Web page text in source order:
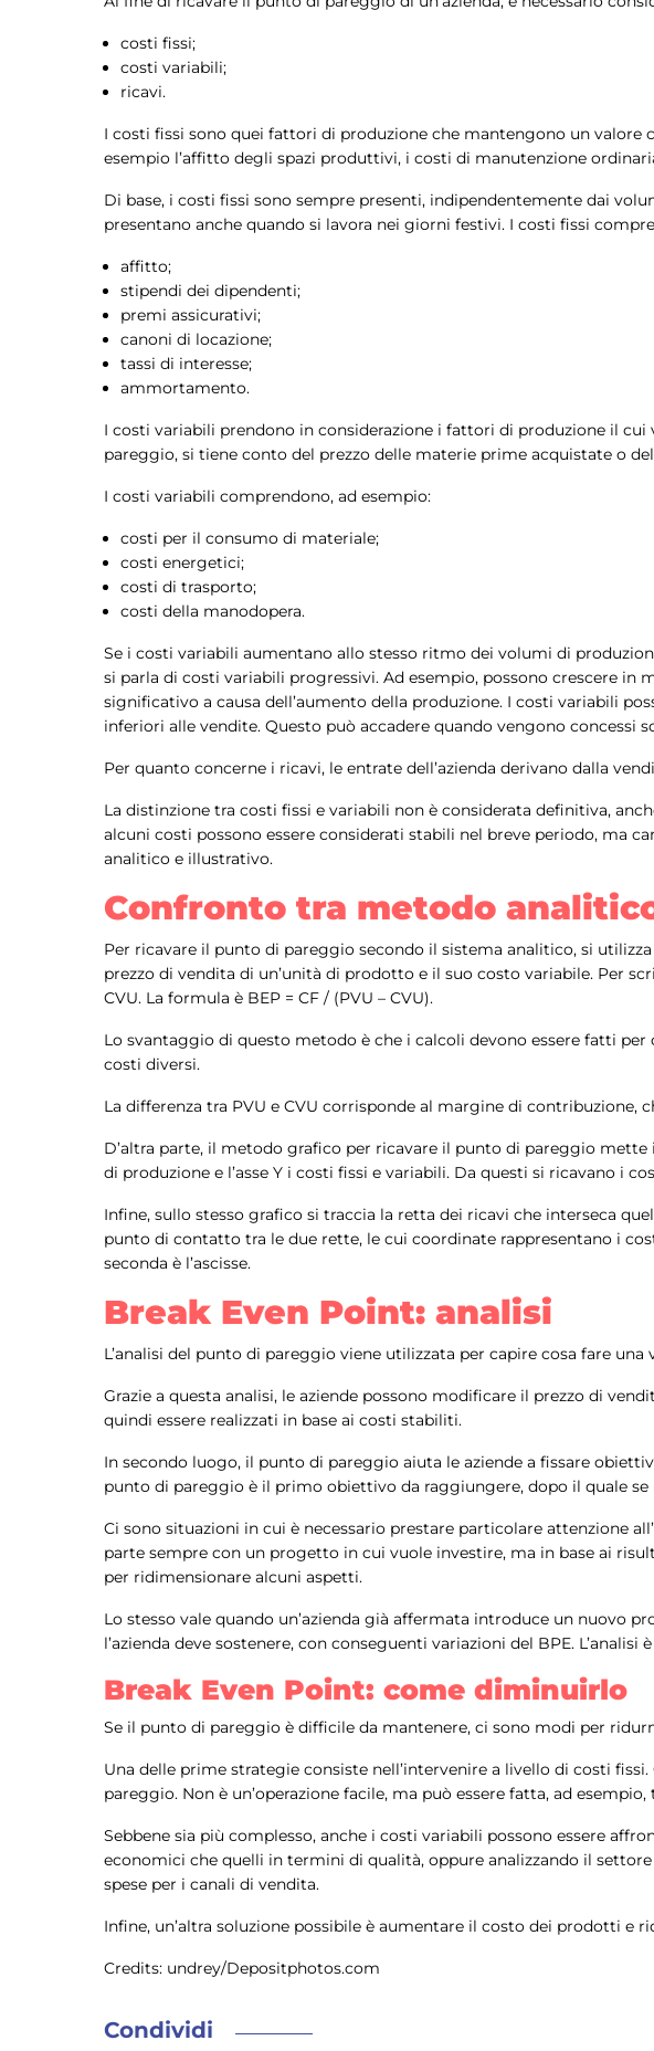
costi fissi;
costi variabili;
ricavi.
I costi fissi sono quei fattori di produzione che mantengono un valore
esempio l’affitto degli spazi produttivi, i costi di manutenzione
Di base, i costi fissi sono sempre presenti, indipendentemente dai
presentano anche quando si lavora nei giorni festivi. I costi fissi
affitto;
stipendi dei dipendenti;
premi assicurativi;
canoni di locazione;
tassi di interesse;
ammortamento.
I costi variabili prendono in considerazione i fattori di produzione il
pareggio, si tiene conto del prezzo delle materie prime acquistate o
I costi variabili comprendono, ad esempio:
costi per il consumo di materiale;
costi energetici;
costi di trasporto;
costi della manodopera.
Se i costi variabili aumentano allo stesso ritmo dei volumi di
si parla di costi variabili progressivi. Ad esempio, possono crescere
significativo a causa dell’aumento della produzione. I costi variabili
inferiori alle vendite. Questo può accadere quando vengono concessi
Per quanto concerne i ricavi, le entrate dell’azienda derivano dalla
La distinzione tra costi fissi e variabili non è considerata definitiva,
alcuni costi possono essere considerati stabili nel breve periodo, ma
analitico e illustrativo.
Confronto tra metodo
Per ricavare il punto di pareggio secondo il sistema analitico, si
prezzo di vendita di un’unità di prodotto e il suo costo variabile. Per
CVU. La formula è BEP = CF / (PVU – CVU).
Lo svantaggio di questo metodo è che i calcoli devono essere fatti
costi diversi.
La differenza tra PVU e CVU corrisponde al margine di
D’altra parte, il metodo grafico per ricavare il punto di pareggio
di produzione e l’asse Y i costi fissi e variabili. Da questi si ricavano i
Infine, sullo stesso grafico si traccia la retta dei ricavi che interseca
punto di contatto tra le due rette, le cui coordinate rappresentano i
seconda è l’ascisse.
Break Even Point: analisi
L’analisi del punto di pareggio viene utilizzata per capire cosa fare
Grazie a questa analisi, le aziende possono modificare il prezzo di
quindi essere realizzati in base ai costi stabiliti.
In secondo luogo, il punto di pareggio aiuta le aziende a fissare
punto di pareggio è il primo obiettivo da raggiungere, dopo il quale se
Ci sono situazioni in cui è necessario prestare particolare attenzione
parte sempre con un progetto in cui vuole investire, ma in base ai
per ridimensionare alcuni aspetti.
Lo stesso vale quando un’azienda già affermata introduce un nuovo
l’azienda deve sostenere, con conseguenti variazioni del BPE.
Break Even Point: come diminuirlo
Se il punto di pareggio è difficile da mantenere, ci sono modi per
Una delle prime strategie consiste nell’intervenire a livello di costi
pareggio. Non è un’operazione facile, ma può essere fatta, ad
Sebbene sia più complesso, anche i costi variabili possono essere
economici che quelli in termini di qualità, oppure analizzando il
spese per i canali di vendita.
Infine, un’altra soluzione possibile è aumentare il costo dei prodotti
Credits: undrey/Depositphotos.com
Condividi